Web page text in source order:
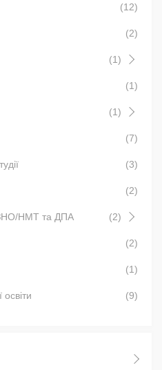
(12)
(2)
(1)
(1)
(1)
(7)
(3)
(2)
ЗНО/НМТ та ДПА (2)
(2)
(1)
(9)